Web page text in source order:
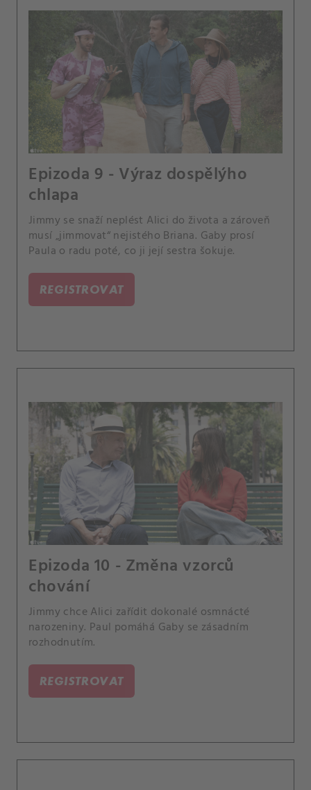
Epizoda 9 - Výraz dospělýho
chlapa
Jimmy se snaží neplést Alici do života a zároveň
musí „jimmovat“ nejistého Briana. Gaby prosí
Paula o radu poté, co ji její sestra šokuje.
REGISTROVAT
Epizoda 10 - Změna vzorců
chování
Jimmy chce Alici zařídit dokonalé osmnácté
narozeniny. Paul pomáhá Gaby se zásadním
rozhodnutím.
REGISTROVAT